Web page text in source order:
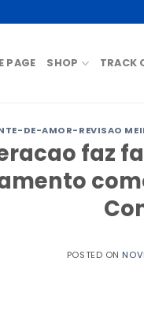
PAGE SHOP TRACK
DE-AMOR-REVISAO
faz
POSTED ON